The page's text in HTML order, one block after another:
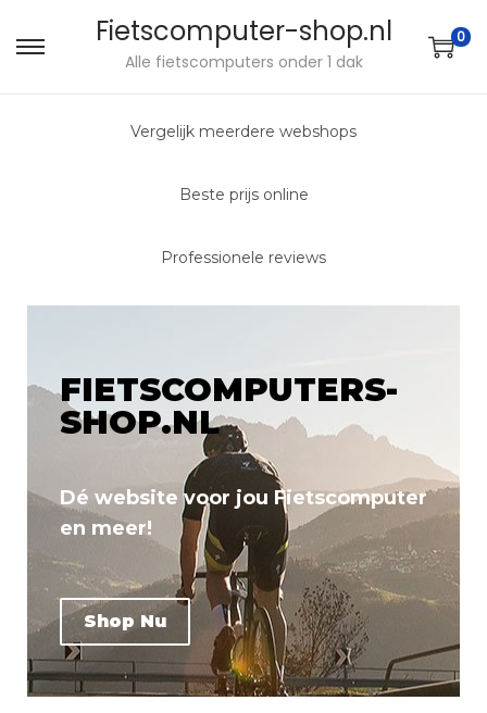
Fietscomputer-shop.nl
Alle fietscomputers onder 1 dak
0
Vergelijk meerdere webshops
Beste prijs online
Professionele reviews
FIETSCOMPUTERS-
SHOP.NL
Dé website voor jou Fietscomputer
en meer!
Shop Nu